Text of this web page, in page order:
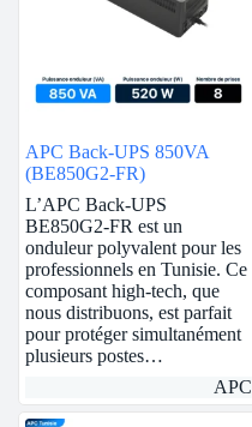
APC Back-UPS 850VA
(BE850G2-FR)
L’APC Back-UPS
BE850G2-FR est un
onduleur polyvalent pour les
professionnels en Tunisie. Ce
composant high-tech, que
nous distribuons, est parfait
pour protéger simultanément
plusieurs postes…
APC